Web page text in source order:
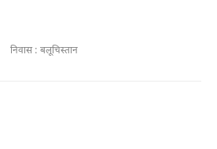
निवास : बलूचिस्तान